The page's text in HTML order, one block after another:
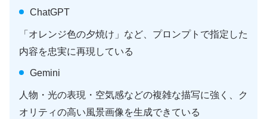
ChatGPT
「オレンジ色の夕焼け」など、プロンプトで指定した
内容を忠実に再現している
Gemini
人物・光の表現・空気感などの複雑な描写に強く、ク
オリティの高い風景画像を生成できている